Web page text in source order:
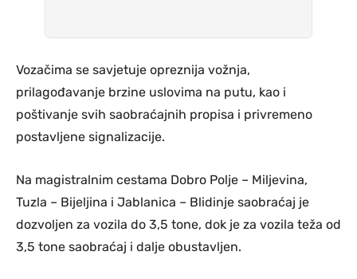
Vozačima se savjetuje opreznija vožnja,
prilagođavanje brzine uslovima na putu, kao i
poštivanje svih saobraćajnih propisa i privremeno
postavljene signalizacije.
Na magistralnim cestama Dobro Polje – Miljevina,
Tuzla – Bijeljina i Jablanica – Blidinje saobraćaj je
dozvoljen za vozila do 3,5 tone, dok je za vozila teža od
3,5 tone saobraćaj i dalje obustavljen.